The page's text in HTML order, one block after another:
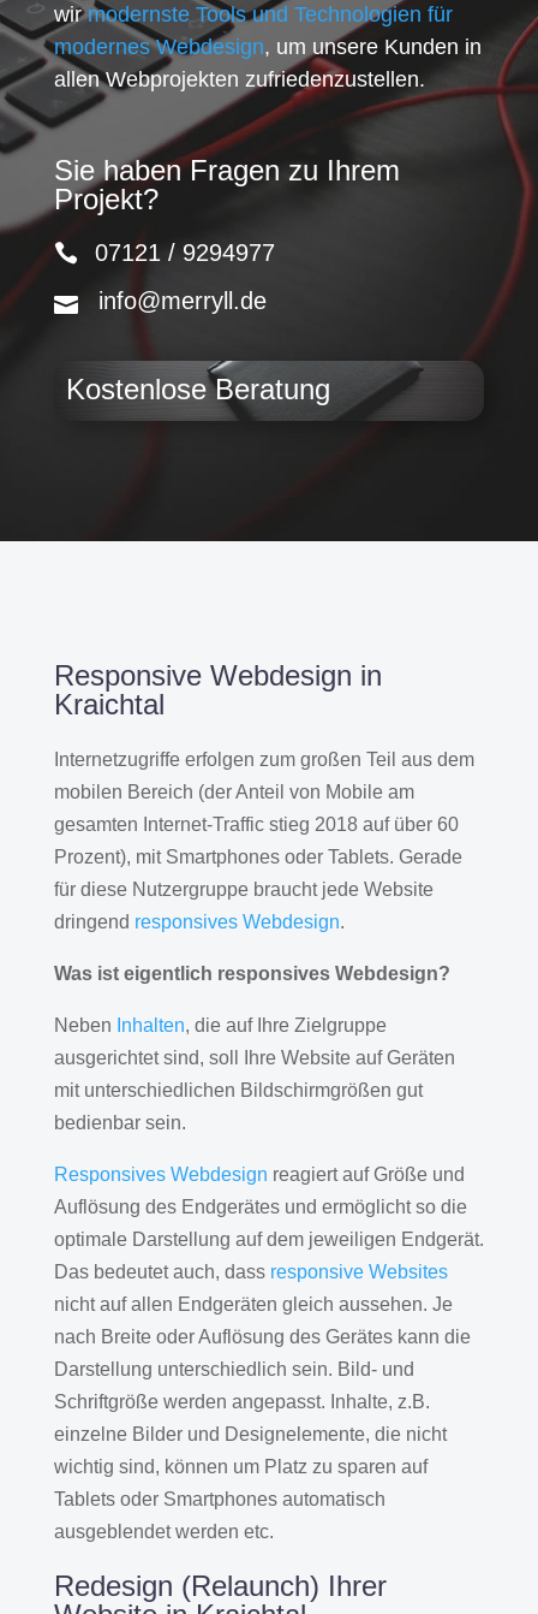
wirmodernste Tools und Technologien für
modernes Webdesign, um unsere Kunden in
allen Webprojekten zufriedenzustellen.
Sie haben Fragen zu Ihrem
Projekt?
07121 / 9294977
info@merryll.de
Kostenlose Beratung
Responsive Webdesign in
Kraichtal
Internetzugriffe erfolgen zum großen Teil aus dem
mobilen Bereich (der Anteil von Mobile am
gesamten Internet-Traffic stieg 2018 auf über 60
Prozent), mit Smartphones oder Tablets. Gerade
für diese Nutzergruppe braucht jede Website
dringend responsives Webdesign.
Was ist eigentlich responsives Webdesign?
Neben Inhalten, die auf Ihre Zielgruppe
ausgerichtet sind, soll Ihre Website auf Geräten
mit unterschiedlichen Bildschirmgrößen gut
bedienbar sein.
Responsives Webdesign reagiert auf Größe und
Auflösung des Endgerätes und ermöglicht so die
optimale Darstellung auf dem jeweiligen Endgerät.
Das bedeutet auch, dass responsive Websites
nicht auf allen Endgeräten gleich aussehen. Je
nach Breite oder Auflösung des Gerätes kann die
Darstellung unterschiedlich sein. Bild- und
Schriftgröße werden angepasst. Inhalte, z.B.
einzelne Bilder und Designelemente, die nicht
wichtig sind, können um Platz zu sparen auf
Tablets oder Smartphones automatisch
ausgeblendet werden etc.
Redesign (Relaunch) Ihrer